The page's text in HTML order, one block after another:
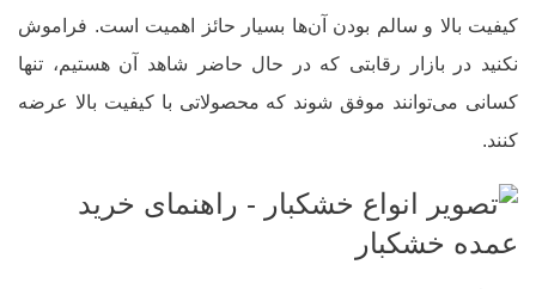
کیفیت بالا و سالم بودن آن‌ها بسیار حائز اهمیت است. فراموش
نکنید در بازار رقابتی که در حال حاضر شاهد آن هستیم، تنها
کسانی می‌توانند موفق شوند که محصولاتی با کیفیت بالا عرضه
کنند.